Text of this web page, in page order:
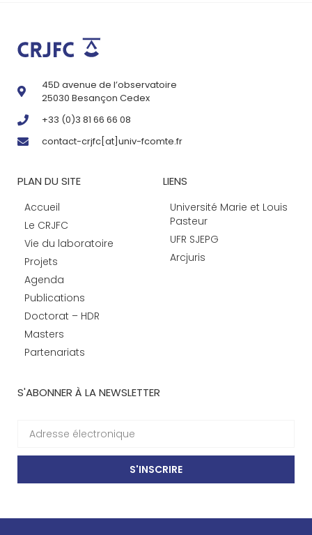
45D avenue de l’observatoire
25030 Besançon Cedex
+33 (0)3 81 66 66 08
contact-crjfc[at]univ-fcomte.fr
PLAN DU SITE
Accueil
Le CRJFC
Vie du laboratoire
Projets
Agenda
Publications
Doctorat – HDR
Masters
Partenariats
LIENS
Université Marie et Louis
Pasteur
UFR SJEPG
Arcjuris
S'ABONNER À LA NEWSLETTER
S'INSCRIRE